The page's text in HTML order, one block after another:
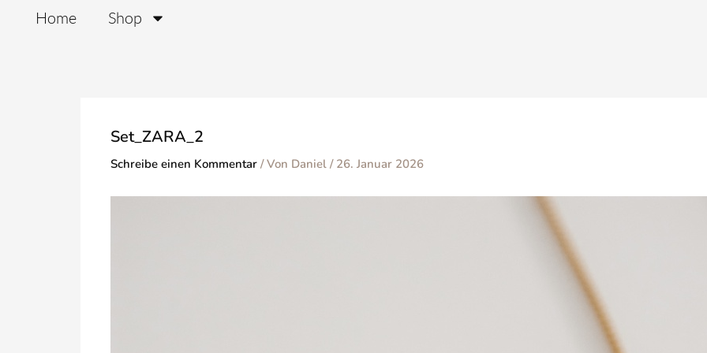
Home Shop
Set_ZARA_2
Schreibe einen Kommentar / Von Daniel / 26. Januar 2026